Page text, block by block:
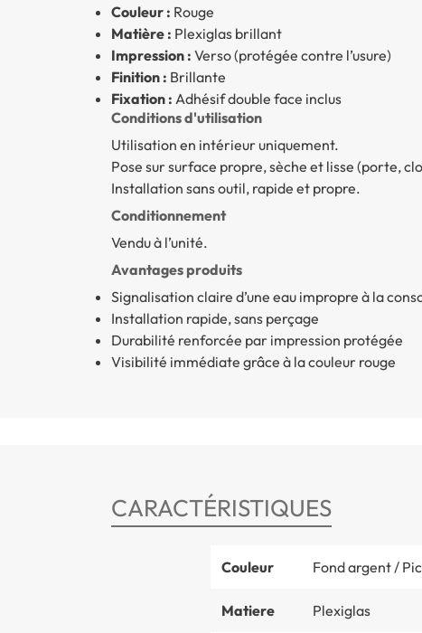
Couleur : Rouge
Matière : Plexiglas brillant
Impression : Verso (protégée contre l’usure)
Finition : Brillante
Fixation : Adhésif double face inclus
Conditions d'utilisation
Utilisation en intérieur uniquement.
Pose sur surface propre, sèche et lisse (porte,
Installation sans outil, rapide et propre.
Conditionnement
Vendu à l’unité.
Avantages produits
Signalisation claire d’une eau impropre à la
Installation rapide, sans perçage
Durabilité renforcée par impression protégée
Visibilité immédiate grâce à la couleur rouge
CARACTÉRISTIQUES
Couleur Fond argent /
Matiere Plexiglas